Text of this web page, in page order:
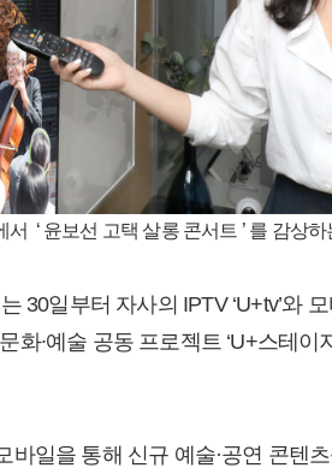
‘ 윤보선 고택 살롱 콘서트 ’ 를 감상하
30일부터 자사의 IPTV ‘U+tv’와
화∙예술 공동 프로젝트 ‘U+스테이
바일을 통해 신규 예술·공연 콘텐